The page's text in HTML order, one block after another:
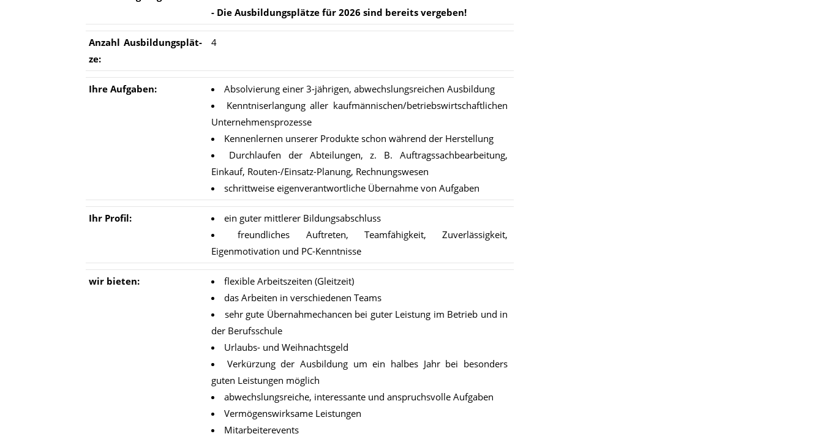
- Die Aus­bil­dungs­plät­ze für 2026 sind be­reits ver­ge­ben!
An­zahl Aus­bil­dungs­plät­
ze:
4
Ihre Auf­ga­ben:
Absolvierung einer 3-jährigen, abwechslungsreichen Ausbildung
Kenntniserlangung aller kaufmännischen/betriebswirtschaftlichen
Unternehmensprozesse
Kennenlernen unserer Produkte schon während der Herstellung
Durchlaufen der Abteilungen, z. B. Auftragssachbearbeitung,
Einkauf, Routen-/Einsatz-Planung, Rechnungswesen
schrittweise eigenverantwortliche Übernahme von Aufgaben
Ihr Pro­fil:
ein guter mittlerer Bildungsabschluss
freundliches Auftreten, Teamfähigkeit, Zuverlässigkeit,
Eigenmotivation und PC-Kenntnisse
wir bie­ten:
flexible Arbeitszeiten (Gleitzeit)
das Arbeiten in verschiedenen Teams
sehr gute Übernahmechancen bei guter Leistung im Betrieb und in
der Berufsschule
Urlaubs- und Weihnachtsgeld
Verkürzung der Ausbildung um ein halbes Jahr bei besonders
guten Leistungen möglich
abwechslungsreiche, interessante und anspruchsvolle Aufgaben
Vermögenswirksame Leistungen
Mitarbeiterevents